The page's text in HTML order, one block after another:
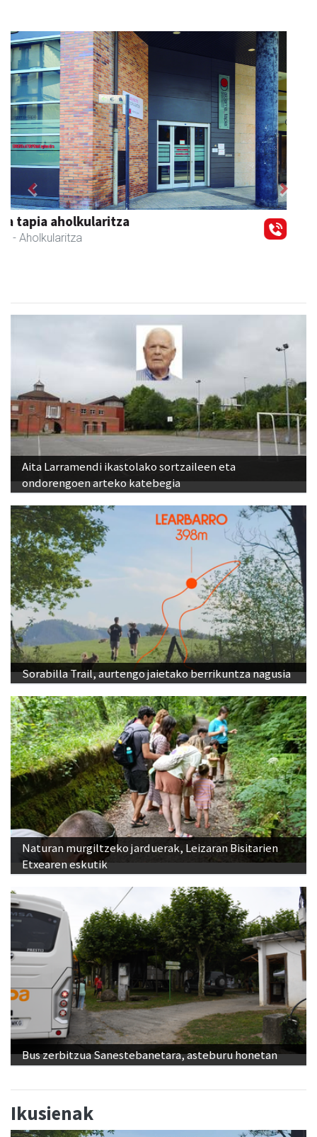
Tximeleta oihal-denda
Andoain - Oihal-denda
Previous Next
Aita Larramendi ikastolako sortzaileen eta
ondorengoen arteko katebegia
Sorabilla Trail, aurtengo jaietako berrikuntza nagusia
Naturan murgiltzeko jarduerak, Leizaran Bisitarien
Etxearen eskutik
Bus zerbitzua Sanestebanetara, asteburu honetan
Ikusienak